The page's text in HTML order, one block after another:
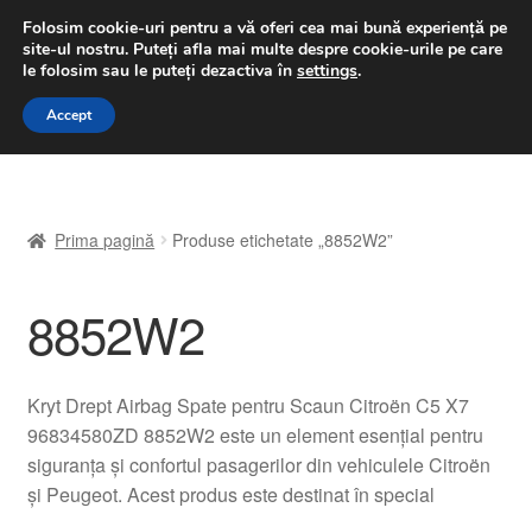
LIVRARE de la 33 lei
luni-vineri 9 a.m. - 4 p.m.031 229 6816
Sari
Sari
A lua legatura
Contul meu
Despre noi
Prima pagină Produse etichetate „8852W2”
8852W2
Kryt Drept Airbag Spate pentru Scaun Citroën C5 X7
96834580ZD 8852W2 este un element esențial pentru
siguranța și confortul pasagerilor din vehiculele Citroën
și Peugeot. Acest produs este destinat în special
Folosim cookie-uri pentru a vă oferi cea mai bună experiență pe
site-ul nostru. Puteți afla mai multe despre cookie-urile pe care
le folosim sau le puteți dezactiva în settings.
Accept